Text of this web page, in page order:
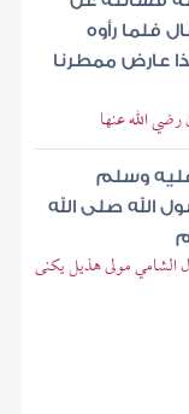
فلما رأوه
عارض ممطرنا
رضي الله عنها
وسلم
الله صلى الله
الشامي مولى هذيل يكنى